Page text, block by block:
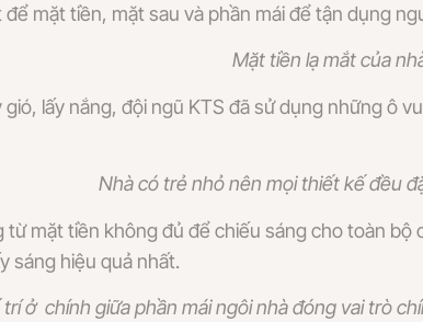
mặt tiền, mặt sau và phần mái để tận dụng
Mặt tiền lạ mắt của
lấy nắng, đội ngũ KTS đã sử dụng những ô
Nhà có trẻ nhỏ nên mọi thiết kế đều
từ mặt tiền không đủ để chiếu sáng cho toàn
sáng hiệu quả nhất.
ở chính giữa phần mái ngôi nhà đóng vai trò